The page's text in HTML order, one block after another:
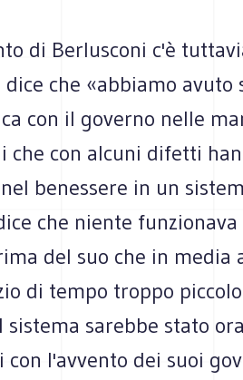
di Berlusconi c'è
che «abbiamo avuto
con il governo nelle
che con alcuni difetti
nel benessere in un
che niente
del suo che in media
di tempo troppo
sarebbe stato
con l'avvento dei suoi